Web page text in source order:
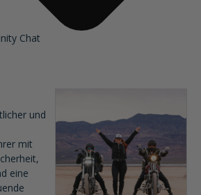
Chat
und
mit
eine